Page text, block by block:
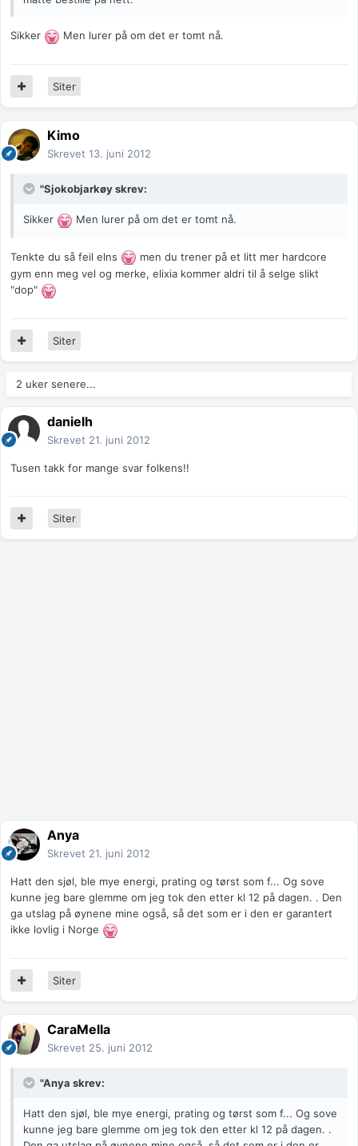
Sikker Men lurer på om det er tomt nå.
Siter
Kimo
Skrevet 13. juni 2012
"Sjokobjarkøy skrev:
Sikker Men lurer på om det er tomt nå.
Tenkte du så feil elns
men du trener på et litt mer hardcore
gym enn meg vel og merke, elixia kommer aldri til å selge slikt
"dop"
Siter
2 uker senere...
danielh
Skrevet 21. juni 2012
Tusen takk for mange svar folkens!!
Siter
Anya
Skrevet 21. juni 2012
Hatt den sjøl, ble mye energi, prating og tørst som f... Og sove
kunne jeg bare glemme om jeg tok den etter kl 12 på dagen. . Den
ga utslag på øynene mine også, så det som er i den er garantert
ikke lovlig i Norge
Siter
CaraMella
Skrevet 25. juni 2012
"Anya skrev:
Hatt den sjøl, ble mye energi, prating og tørst som f... Og sove
kunne jeg bare glemme om jeg tok den etter kl 12 på dagen. .